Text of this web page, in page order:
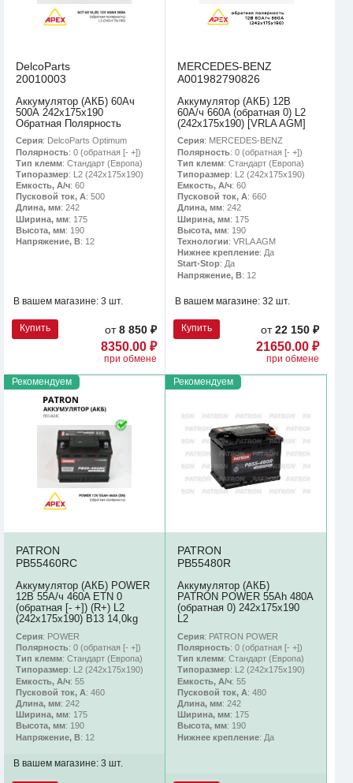
DelcoParts
20010003
Аккумулятор (АКБ) 60Ач
500А 242х175х190
Обратная Полярность
Серия: DelcoParts Optimum
Полярность: 0 (обратная [- +])
Тип клемм: Стандарт (Европа)
Типоразмер: L2 (242х175х190)
Емкость, А/ч: 60
Пусковой ток, А: 500
Длина, мм: 242
Ширина, мм: 175
Высота, мм: 190
Напряжение, В: 12
В вашем магазине: 3 шт.
Купить от8 850 ₽
8350.00 ₽
при обмене
MERCEDES-BENZ
A001982790826
Аккумулятор (АКБ) 12В
60А/ч 660A (обратная 0) L2
(242х175х190) [VRLA AGM]
Серия: MERCEDES-BENZ
Полярность: 0 (обратная [- +])
Тип клемм: Стандарт (Европа)
Типоразмер: L2 (242х175х190)
Емкость, А/ч: 60
Пусковой ток, А: 660
Длина, мм: 242
Ширина, мм: 175
Высота, мм: 190
Технологии: VRLA AGM
Нижнее крепление: Да
Start-Stop: Да
Напряжение, В: 12
В вашем магазине: 32 шт.
Купить от22 150 ₽
21650.00 ₽
при обмене
Рекомендуем
PATRON
PB55460RC
Аккумулятор (АКБ) POWER
12В 55А/ч 460A ETN 0
(обратная [- +]) (R+) L2
(242х175х190) B13 14,0kg
Серия: POWER
Полярность: 0 (обратная [- +])
Тип клемм: Стандарт (Европа)
Типоразмер: L2 (242х175х190)
Емкость, А/ч: 55
Пусковой ток, А: 460
Длина, мм: 242
Ширина, мм: 175
Высота, мм: 190
Напряжение, В: 12
В вашем магазине: 3 шт.
Рекомендуем
PATRON
PB55480R
Аккумулятор (АКБ)
PATRON POWER 55Ah 480A
(обратная 0) 242x175x190
L2
Серия: PATRON POWER
Полярность: 0 (обратная [- +])
Тип клемм: Стандарт (Европа)
Типоразмер: L2 (242х175х190)
Емкость, А/ч: 55
Пусковой ток, А: 480
Длина, мм: 242
Ширина, мм: 175
Высота, мм: 190
Нижнее крепление: Да